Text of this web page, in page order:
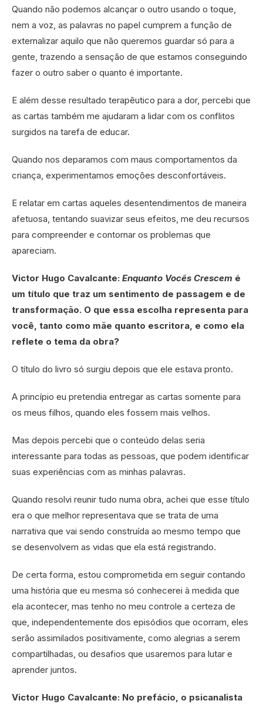
Quando não podemos alcançar o outro usando o toque,
nem a voz, as palavras no papel cumprem a função de
externalizar aquilo que não queremos guardar só para a
gente, trazendo a sensação de que estamos conseguindo
fazer o outro saber o quanto é importante.
E além desse resultado terapêutico para a dor, percebi que
as cartas também me ajudaram a lidar com os conflitos
surgidos na tarefa de educar.
Quando nos deparamos com maus comportamentos da
criança, experimentamos emoções desconfortáveis.
E relatar em cartas aqueles desentendimentos de maneira
afetuosa, tentando suavizar seus efeitos, me deu recursos
para compreender e contornar os problemas que
apareciam.
Victor Hugo Cavalcante: Enquanto Vocês Crescem é
um título que traz um sentimento de passagem e de
transformação. O que essa escolha representa para
você, tanto como mãe quanto escritora, e como ela
reflete o tema da obra?
O título do livro só surgiu depois que ele estava pronto.
A princípio eu pretendia entregar as cartas somente para
os meus filhos, quando eles fossem mais velhos.
Mas depois percebi que o conteúdo delas seria
interessante para todas as pessoas, que podem identificar
suas experiências com as minhas palavras.
Quando resolvi reunir tudo numa obra, achei que esse título
era o que melhor representava que se trata de uma
narrativa que vai sendo construída ao mesmo tempo que
se desenvolvem as vidas que ela está registrando.
De certa forma, estou comprometida em seguir contando
uma história que eu mesma só conhecerei à medida que
ela acontecer, mas tenho no meu controle a certeza de
que, independentemente dos episódios que ocorram, eles
serão assimilados positivamente, como alegrias a serem
compartilhadas, ou desafios que usaremos para lutar e
aprender juntos.
Victor Hugo Cavalcante: No prefácio, o psicanalista